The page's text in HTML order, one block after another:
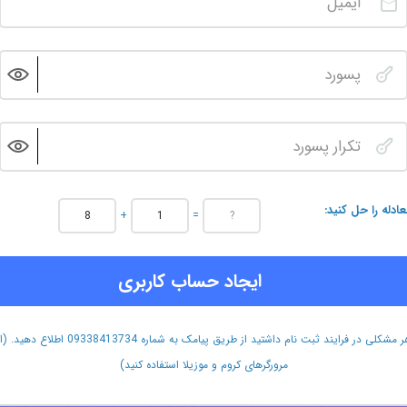
را حل کنید + =
ایجاد حساب کاربری
هر مشکلی در فرایند ثبت نام داشتید از طریق پیامک به شماره 09338413734 اطلاع
مرورگرهای کروم و موزیلا استفاده کنید)